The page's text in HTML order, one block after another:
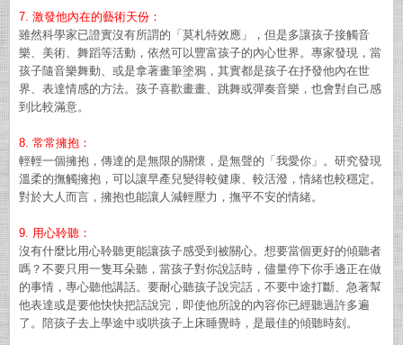
7. 激發他內在的藝術天份：
雖然科學家已證實沒有所謂的「莫札特效應」，但是多讓孩子接觸音
樂、美術、舞蹈等活動，依然可以豐富孩子的內心世界。專家發現，當
孩子隨音樂舞動、或是拿著畫筆塗鴉，其實都是孩子在抒發他內在世
界、表達情感的方法。孩子喜歡畫畫、跳舞或彈奏音樂，也會對自己感
到比較滿意。
8. 常常擁抱：
輕輕一個擁抱，傳達的是無限的關懷，是無聲的「我愛你」。研究發現
溫柔的撫觸擁抱，可以讓早產兒變得較健康、較活潑，情緒也較穩定。
對於大人而言，擁抱也能讓人減輕壓力，撫平不安的情緒。
9. 用心聆聽：
沒有什麼比用心聆聽更能讓孩子感受到被關心。想要當個更好的傾聽者
嗎？不要只用一隻耳朵聽，當孩子對你說話時，儘量停下你手邊正在做
的事情，專心聽他講話。要耐心聽孩子說完話，不要中途打斷、急著幫
他表達或是要他快快把話說完，即使他所說的內容你已經聽過許多遍
了。陪孩子去上學途中或哄孩子上床睡覺時，是最佳的傾聽時刻。